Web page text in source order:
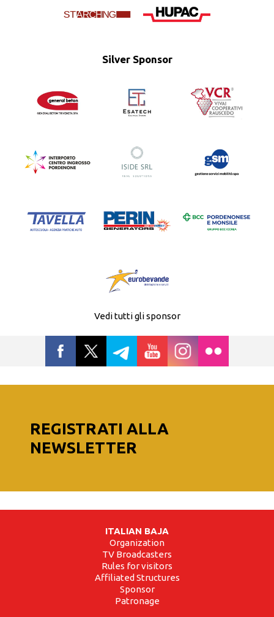
Silver Sponsor
Vedi tutti gli sponsor
REGISTRATI ALLA
NEWSLETTER
ITALIAN BAJA
Organization
TV Broadcasters
Rules for visitors
Affiliated Structures
Sponsor
Patronage